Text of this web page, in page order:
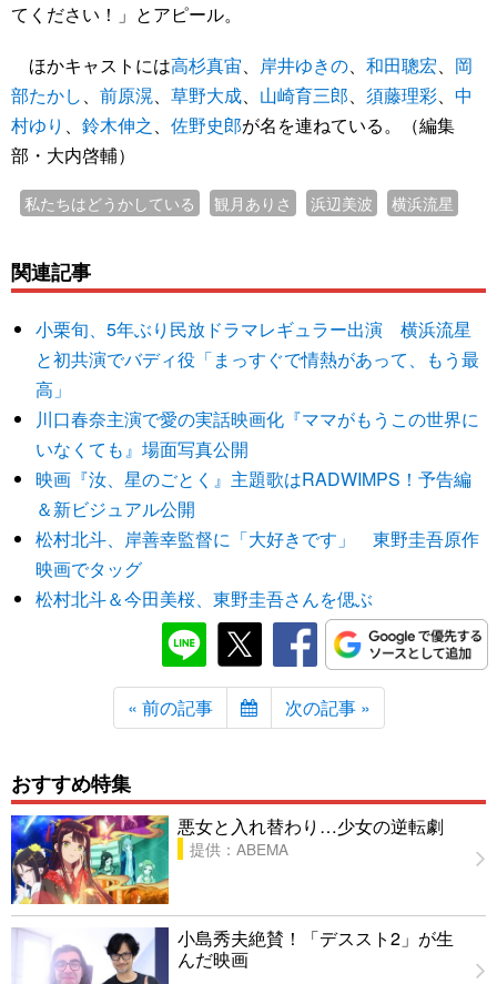
てください！」とアピール。
ほかキャストには高杉真宙、 岸井ゆきの、 和田聰宏、 岡
部たかし、 前原滉、 草野大成、 山崎育三郎、 須藤理彩、 中
村ゆり 、 鈴木伸之、 佐野史郎が名を連ねている。（編集
部・大内啓輔）
私たちはどうかしている 観月ありさ 浜辺美波 横浜流星
関連記事
小栗旬、5年ぶり民放ドラマレギュラー出演 横浜流星
と初共演でバディ役「まっすぐで情熱があって、もう最
高」
川口春奈主演で愛の実話映画化『ママがもうこの世界に
いなくても』場面写真公開
映画『汝、星のごとく』主題歌はRADWIMPS！予告編
＆新ビジュアル公開
松村北斗、岸善幸監督に「大好きです」 東野圭吾原作
映画でタッグ
松村北斗＆今田美桜、東野圭吾さんを偲ぶ
« 前の記事 次の記事 »
おすすめ特集
悪女と入れ替わり…少女の逆転劇
提供：ABEMA
小島秀夫絶賛！「デススト2」が生
んだ映画